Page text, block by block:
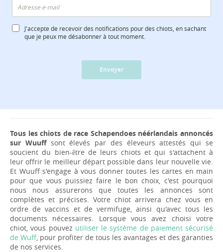
J'accepte de recevoir des notifications pour des chiots, en sachant
que je peux me désabonner à tout moment.
Envoyer
Tous les chiots de race Schapendoes néérlandais annoncés
sur Wuuffsont élevés par des éleveurs attestés qui se
soucient du bien-être de leurs chiots et qui s'attachent à
leur offrir le meilleur départ possible dans leur nouvelle vie.
Et Wuuff s'engage à vous donner toutes les cartes en main
pour que vous puissiez faire le bon choix, c'est pourquoi
nous nous assurerons que toutes les annonces sont
complètes et précises. Votre chiot arrivera chez vous en
ordre de vaccins et de vermifuge, ainsi qu'avec tous les
documents nécessaires. Lorsque vous avez choisi votre
chiot, vous pouvez utiliser le système de paiement sécurisé
de Wuff, pour profiter de tous les avantages et des garanties
de nos services.